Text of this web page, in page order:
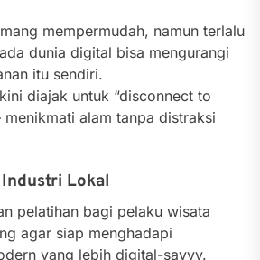
mempermudah, namun terlalu
dunia digital bisa mengurangi
itu sendiri.
diajak untuk “disconnect to
alam tanpa distraksi
Lokal
pelatihan bagi pelaku wisata
agar siap menghadapi
yang lebih digital-savvy.